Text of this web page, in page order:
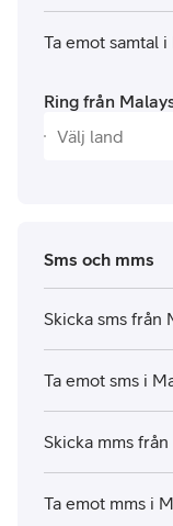
Ta emot samtal i
Ring från
Sms och mms
Skicka sms från
Ta emot sms i
Skicka mms
Ta emot mms i